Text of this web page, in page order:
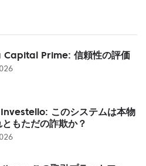
Prime: 信頼性の評価
このシステムは本物
もただの詐欺か？